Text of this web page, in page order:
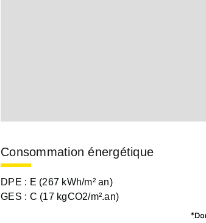
Consommation énergétique
DPE : E (267 kWh/m² an)
GES : C (17 kgCO2/m².an)